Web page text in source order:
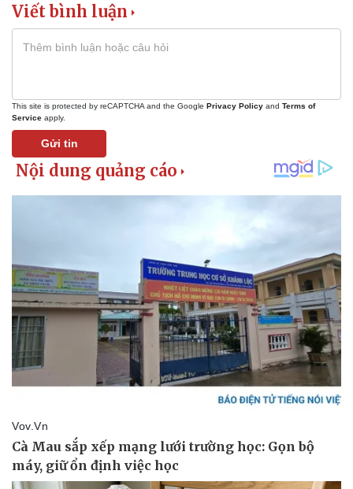
Doanh nghiệp
Thông tin doanh nghiệp
Sành điệu
Tin Công nghệ
Chuyển đổi số
Viết bình luận
This site is protected by reCAPTCHA and the Google Privacy Policy and Terms of
Service apply.
Gửi tin